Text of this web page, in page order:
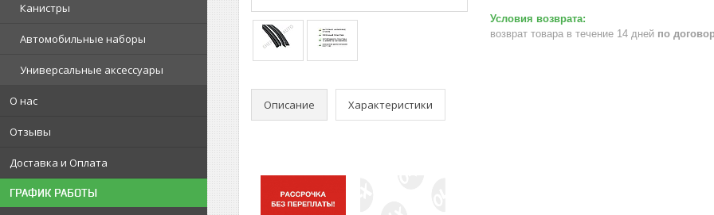
Канистры
Автомобильные наборы
Универсальные аксессуары
О нас
Отзывы
Доставка и Оплата
ГРАФИК РАБОТЫ
возврат товара в течение 14 дней по
Описание Характеристики